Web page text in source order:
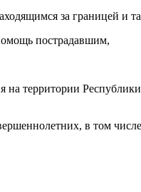
за границей и
пострадавшим,
территории
в том